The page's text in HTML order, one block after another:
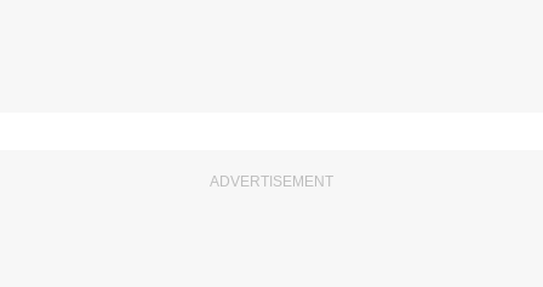
ADVERTISEMENT